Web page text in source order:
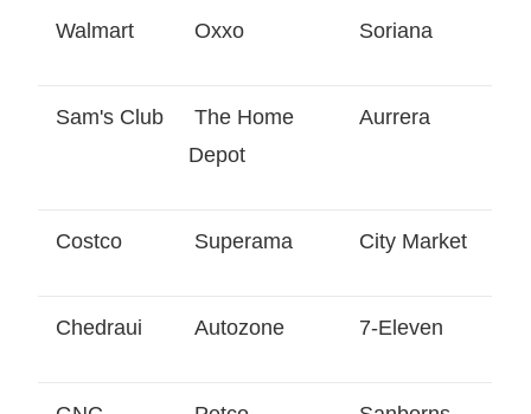
Walmart Oxxo Soriana
Sam's Club
The Home
Depot
Aurrera
Costco Superama City Market
Chedraui Autozone 7-Eleven